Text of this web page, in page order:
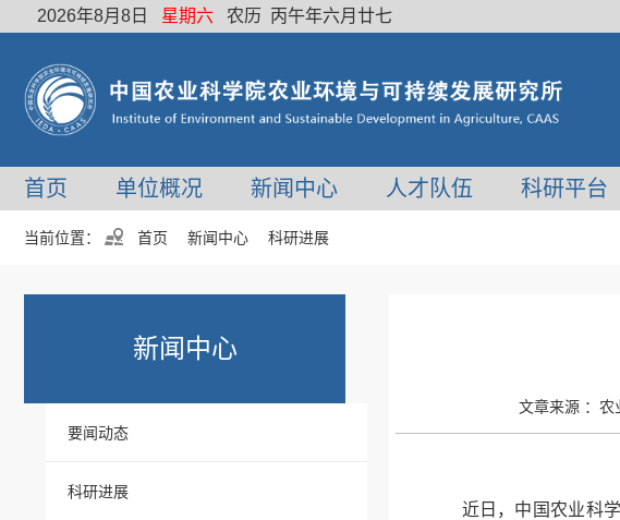
2026年8月8日 星期六 农历 丙午年六月廿七
首页 单位概况 新闻中心 人才队伍 科研平台
当前位置： 首页 新闻中心 科研进展
新闻中心
要闻动态
科研进展
文章来源 ：农
近日，中国农业科